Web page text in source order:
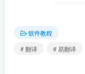
软件教程
# 翻译
# 易翻译